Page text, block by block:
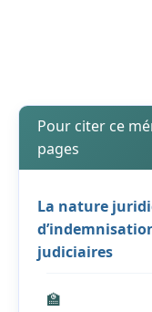
Pour citer ce
pages
La nature
judiciaires
🏫